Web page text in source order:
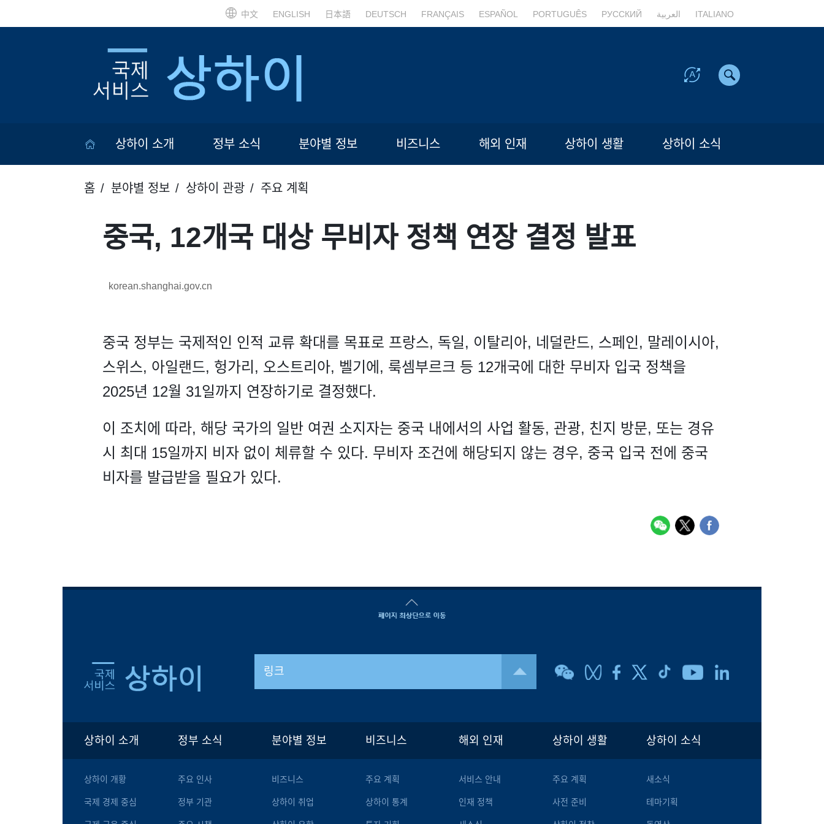
中文 ENGLISH 日本語 DEUTSCH FRANÇAIS ESPAÑOL PORTUGUÊS РУССКИЙ العربية ITALIANO
상하이 소개 정부 소식 분야별 정보 비즈니스 해외 인재 상하이 생활 상하이 소식
홈 분야별 정보 상하이 관광 주요 계획
중국, 12개국 대상 무비자 정책 연장 결정 발표
korean.shanghai.gov.cn
중국 정부는 국제적인 인적 교류 확대를 목표로 프랑스, 독일, 이탈리아, 네덜란드, 스페인, 말레이시아,
스위스, 아일랜드, 헝가리, 오스트리아, 벨기에, 룩셈부르크 등 12개국에 대한 무비자 입국 정책을
2025년 12월 31일까지 연장하기로 결정했다.
이 조치에 따라, 해당 국가의 일반 여권 소지자는 중국 내에서의 사업 활동, 관광, 친지 방문, 또는 경유
시 최대 15일까지 비자 없이 체류할 수 있다. 무비자 조건에 해당되지 않는 경우, 중국 입국 전에 중국
비자를 발급받을 필요가 있다.
링크
상하이 소개
상하이 개황
국제 경제 중심
정부 소식
주요 인사
정부 기관
분야별 정보
비즈니스
상하이 취업
비즈니스
주요 계획
상하이 통계
해외 인재
서비스 안내
인재 정책
상하이 생활
주요 계획
사전 준비
상하이 소식
새소식
테마기획